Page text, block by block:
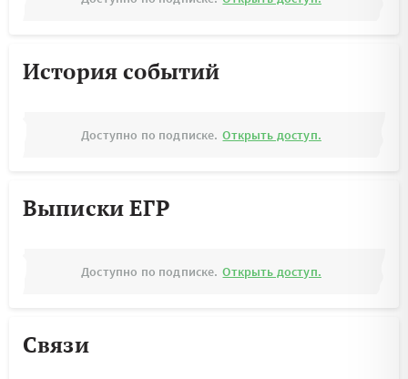
История событий
Доступно по подписке. Открыть доступ.
Выписки ЕГР
Доступно по подписке. Открыть доступ.
Связи